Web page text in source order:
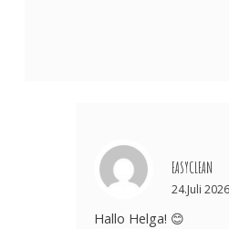
EASYCLEAN
24.Juli 2026
Hallo Helga! 😊